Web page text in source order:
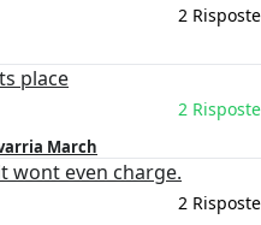
2 Risposte
place
2 Risposte
March
wont even charge.
2 Risposte